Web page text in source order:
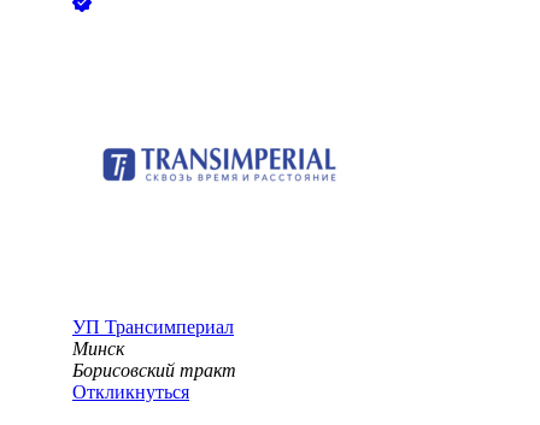
УП Трансимпериал
Минск
Борисовский тракт
Откликнуться